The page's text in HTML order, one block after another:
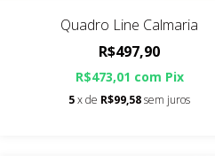
Quadro Line Calmaria
R$497,90
R$473,01 com Pix
5x de R$99,58sem juros